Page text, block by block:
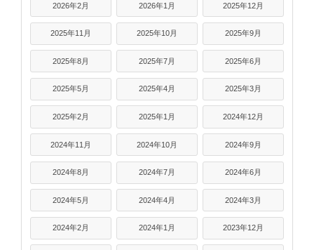
2026年2月 2026年1月 2025年12月
2025年11月 2025年10月 2025年9月
2025年8月 2025年7月 2025年6月
2025年5月 2025年4月 2025年3月
2025年2月 2025年1月 2024年12月
2024年11月 2024年10月 2024年9月
2024年8月 2024年7月 2024年6月
2024年5月 2024年4月 2024年3月
2024年2月 2024年1月 2023年12月